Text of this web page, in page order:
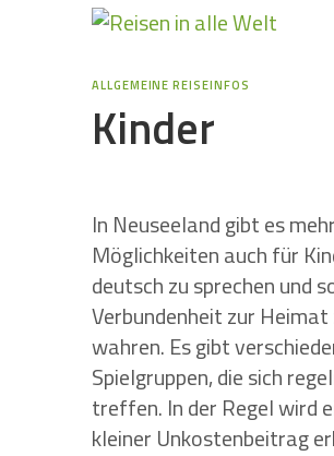
ALLGEMEINE REISEINFOS
Kinder
In Neuseeland gibt es
Möglichkeiten auch für
deutsch zu sprechen und
Verbundenheit zur Heimat
wahren. Es gibt
Spielgruppen, die sich
treffen. In der Regel wird
kleiner Unkostenbeitrag